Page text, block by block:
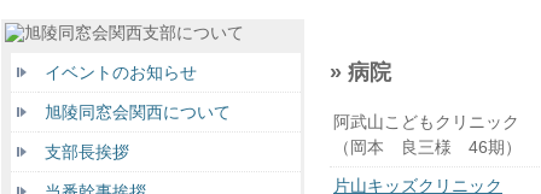
イベントのお知らせ
旭陵同窓会関西について
支部長挨拶
» 病院
阿武山こどもクリニック
（岡本 良三様 46期）
片山キッズクリニック